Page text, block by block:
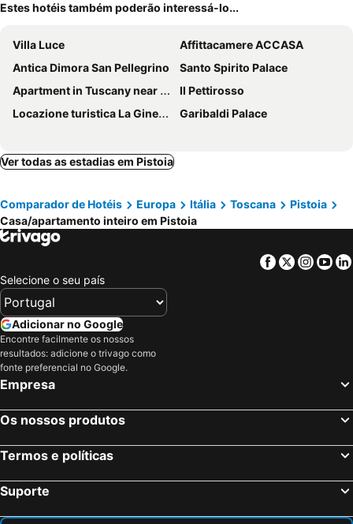
Estes hotéis também poderão interessá-lo...
Villa Luce
Affittacamere ACCASA
Antica Dimora San Pellegrino
Santo Spirito Palace
Apartment in Tuscany near Florence
Il Pettirosso
Locazione turistica La Ginestra
Garibaldi Palace
Ver todas as estadias em Pistoia
Comparador de Hotéis Europa Itália Toscana
Pistoia
Casa/apartamento inteiro em Pistoia
Facebook
Twitter
Selecione o seu país
Adicionar no Google
Encontre facilmente os nossos
resultados: adicione o trivago como
fonte preferencial no Google.
Empresa
Os nossos produtos
Termos e políticas
Suporte